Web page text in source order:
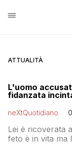
ATTUALITÀ
L'uomo
fidanzata
neXtQuotidiano
Lei è ricoverata
feto è in vita ma